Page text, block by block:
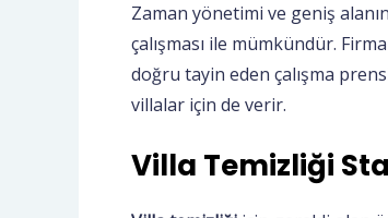
Zaman yönetimi ve geniş
çalışması ile mümkündür.
doğru tayin eden çalışma
villalar için de verir.
Villa Temizliği